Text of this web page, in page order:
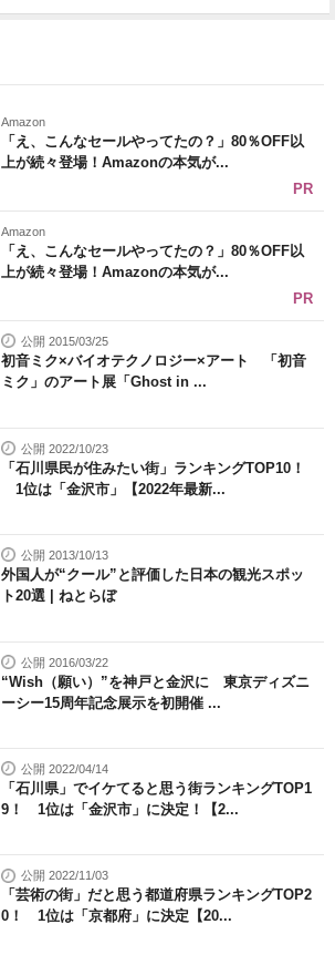
Amazon
「え、こんなセールやってたの？」80％OFF以
上が続々登場！Amazonの本気が...
PR
Amazon
「え、こんなセールやってたの？」80％OFF以
上が続々登場！Amazonの本気が...
PR
公開 2015/03/25
初音ミク×バイオテクノロジー×アート 「初音
ミク」のアート展「Ghost in ...
公開 2022/10/23
「石川県民が住みたい街」ランキングTOP10！
1位は「金沢市」【2022年最新...
公開 2013/10/13
外国人が“クール”と評価した日本の観光スポッ
ト20選 | ねとらぼ
公開 2016/03/22
“Wish（願い）”を神戸と金沢に 東京ディズニ
ーシー15周年記念展示を初開催 ...
公開 2022/04/14
「石川県」でイケてると思う街ランキングTOP1
9！ 1位は「金沢市」に決定！【2...
公開 2022/11/03
「芸術の街」だと思う都道府県ランキングTOP2
0！ 1位は「京都府」に決定【20...